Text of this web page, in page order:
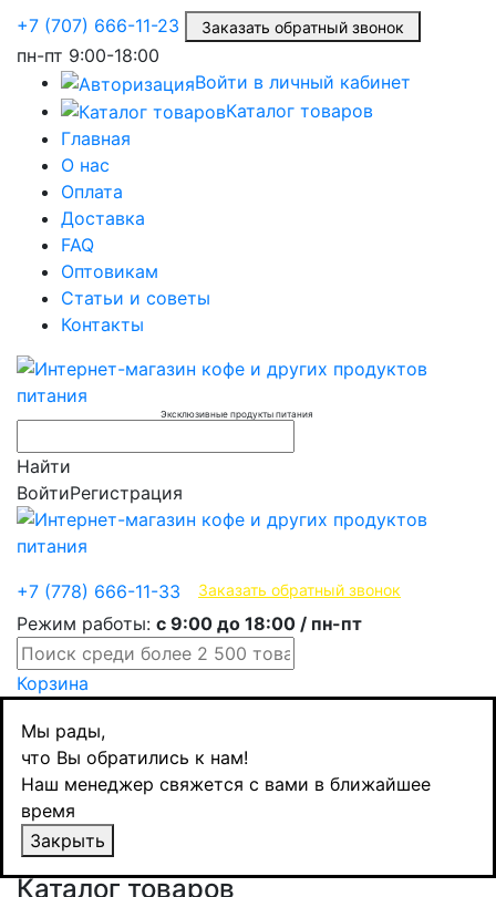
+7 (707) 666-11-23 Заказать обратный звонок
пн-пт 9:00-18:00
Войти в личный кабинет
Каталог товаров
Главная
О нас
Оплата
Доставка
FAQ
Оптовикам
Статьи и советы
Контакты
Эксклюзивные продукты питания
Найти
ВойтиРегистрация
+7 (778) 666-11-33 Заказать обратный звонок
Режим работы: с 9:00 до 18:00 / пн-пт
Корзина
Мы рады,
что Вы обратились к нам!
Наш менеджер свяжется с вами в ближайшее
время
Закрыть
Кондитерские изделия
Плиточный шоколад
Schogetten шоколад молочный с начинкой из
йогурта со вкусом вишни и гибискуса, 100 гр
Назадтоваров
Каталог товаров